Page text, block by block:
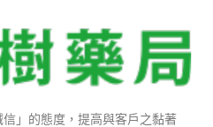
」的態度，提高與客戶之黏著